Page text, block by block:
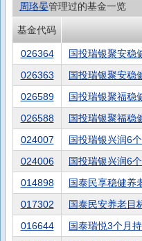
周珞晏管理过的基金一览
基金代码
026364
国投瑞银聚安稳
026363
国投瑞银聚安稳
026589
国投瑞银聚福稳
026588
国投瑞银聚福稳
024007
国投瑞银兴润6
024006
国投瑞银兴润6
014898
国泰民享稳健养
017302
国泰民安养老目
016644
国泰瑞悦3个月